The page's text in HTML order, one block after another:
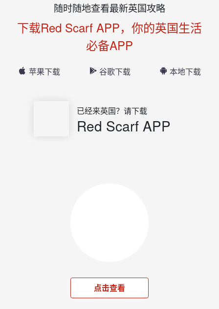
随时随地查看最新英国攻略
下载Red Scarf APP，你的英国生活
必备APP
苹果下载 谷歌下载 本地下载
已经来英国？请下载
Red Scarf APP
点击查看